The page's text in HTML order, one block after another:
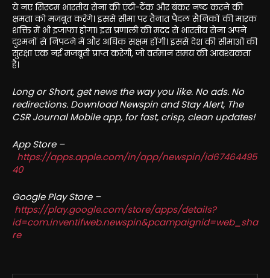
ये नए सिस्टम भारतीय सेना की एंटी-टैंक और बंकर नष्ट करने की
क्षमता को मजबूत करेंगे। इससे सीमा पर तैनात पैदल सैनिकों की मारक
शक्ति में भी इजाफा होगा। इस प्रणाली की मदद से भारतीय सेना अपने
दुश्मनों से निपटने में और अधिक सक्षम होंगी। इससे देश की सीमाओं की
सुरक्षा एक नई मजबूती प्राप्त करेगी, जो वर्तमान समय की आवश्यकता
है।
Long or Short, get news the way you like. No ads. No
redirections. Download Newspin and Stay Alert, The
CSR Journal Mobile app, for fast, crisp, clean updates!
App Store –
https://apps.apple.com/in/app/newspin/id67464495
40
Google Play Store –
https://play.google.com/store/apps/details?
id=com.inventifweb.newspin&pcampaignid=web_sha
re